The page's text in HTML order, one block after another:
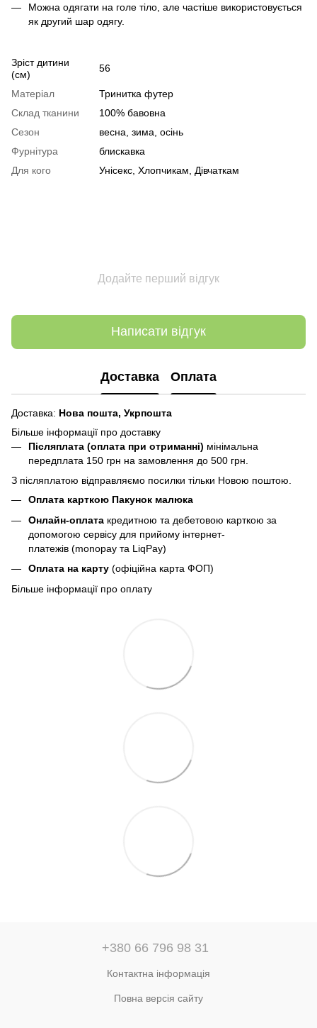
Можна одягати на голе тіло, але частіше використовується
як другий шар одягу.
Зріст дитини
(см)
56
Матеріал
Тринитка футер
Склад тканини
100% бавовна
Сезон
весна, зима, осінь
Фурнітура
блискавка
Для кого
Унісекс, Хлопчикам, Дівчаткам
Додайте перший відгук
Написати відгук
Доставка Оплата
Доставка: Нова пошта, Укрпошта
Більше інформації про доставку
Післяплата (оплата при отриманні) мінімальна
передплата 150 грн на замовлення до 500 грн.
З післяплатою відправляємо посилки тільки Новою поштою.
Оплата карткою Пакунок малюка
Онлайн-оплата кредитною та дебетовою карткою за
допомогою сервісу для прийому інтернет-
платежів (monopay та LiqPay)
Оплата на карту (офіційна карта ФОП)
Більше інформації про оплату
+380 66 796 98 31
Контактна інформація
Повна версія сайту